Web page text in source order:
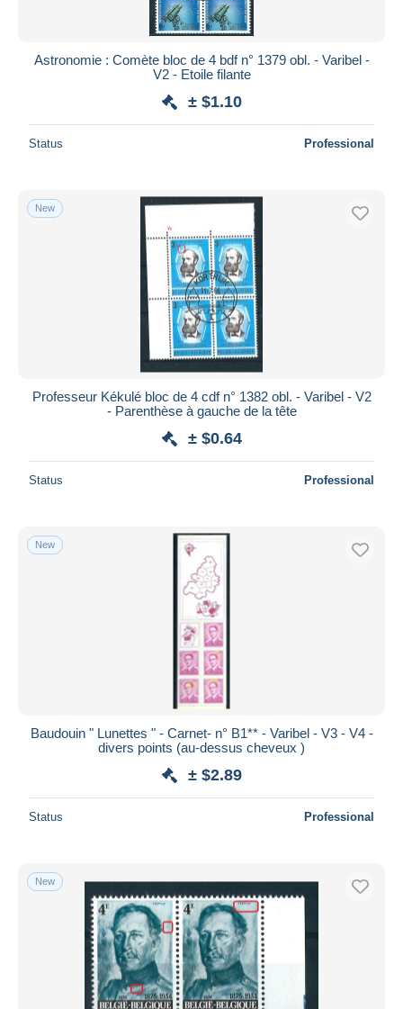
Astronomie : Comète bloc de 4 bdf n° 1379 obl. - Varibel -
V2 - Etoile filante
± $1.10
Status Professional
New
Professeur Kékulé bloc de 4 cdf n° 1382 obl. - Varibel - V2
- Parenthèse à gauche de la tête
± $0.64
Status Professional
New
Baudouin " Lunettes " - Carnet- n° B1** - Varibel - V3 - V4 -
divers points (au-dessus cheveux )
± $2.89
Status Professional
New